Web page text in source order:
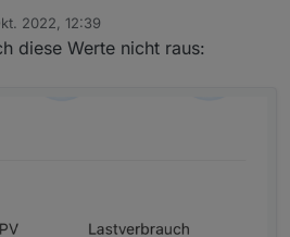
Anzeige ist der Energiefluss
style-solar-power-card
2022, 12:39
diese Werte nicht raus: